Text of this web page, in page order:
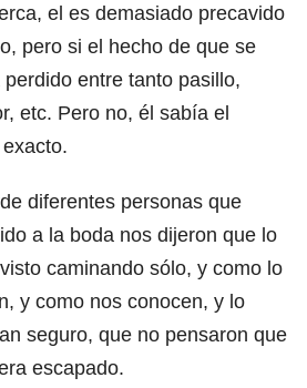
el es demasiado precavido
pero si el hecho de que se
perdido entre tanto pasillo,
etc. Pero no, él sabía el
diferentes personas que
a la boda nos dijeron que lo
caminando sólo, y como lo
y como nos conocen, y lo
seguro, que no pensaron que
escapado.